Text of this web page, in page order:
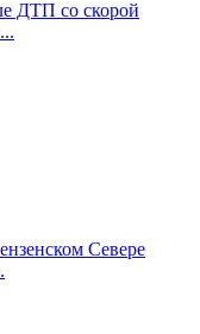
ДТП со скорой
Севере